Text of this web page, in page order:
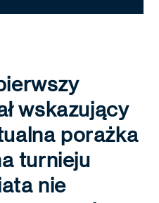
wskazujący
porażka
turnieju
nie